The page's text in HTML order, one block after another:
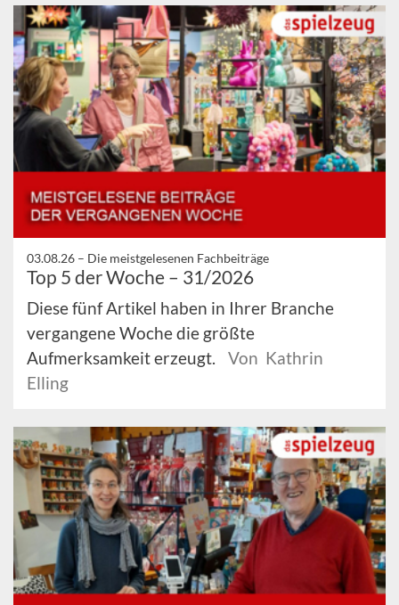
03.08.26 – Die meistgelesenen Fachbeiträge
Top 5 der Woche – 31/2026
Diese fünf Artikel haben in Ihrer Branche
vergangene Woche die größte
Aufmerksamkeit erzeugt.
Von Kathrin
Elling